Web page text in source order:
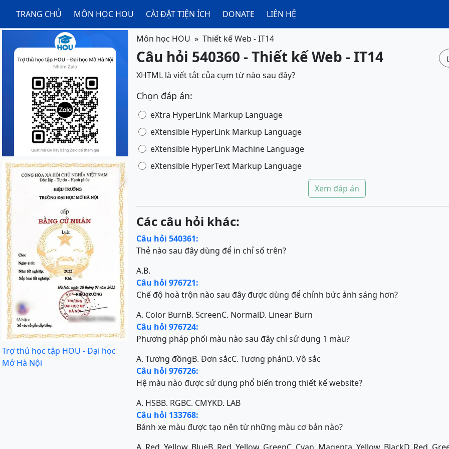
TRANG CHỦ MÔN HỌC HOU CÀI ĐẶT TIỆN ÍCH DONATE LIÊN HỆ
Trợ thủ học tập HOU - Đại học
Mở Hà Nội
Môn học HOU Thiết kế Web - IT14
Câu hỏi 540360 - Thiết kế Web - IT14
XHTML là viết tắt của cụm từ nào sau đây?
Chọn đáp án:
eXtra HyperLink Markup Language
eXtensible HyperLink Markup Language
eXtensible HyperLink Machine Language
eXtensible HyperText Markup Language
Xem đáp án
Các câu hỏi khác:
Câu hỏi 540361:
Thẻ nào sau đây dùng để in chỉ số trên?
A.B.
Câu hỏi 976721:
Chế độ hoà trộn nào sau đây được dùng để chỉnh bức ảnh sáng hơn?
A. Color BurnB. ScreenC. NormalD. Linear Burn
Câu hỏi 976724:
Phương pháp phối màu nào sau đây chỉ sử dụng 1 màu?
A. Tương đồngB. Đơn sắcC. Tương phảnD. Vô sắc
Câu hỏi 976726:
Hệ màu nào được sử dụng phổ biến trong thiết kế website?
A. HSBB. RGBC. CMYKD. LAB
Câu hỏi 133768:
Bánh xe màu được tạo nên từ những màu cơ bản nào?